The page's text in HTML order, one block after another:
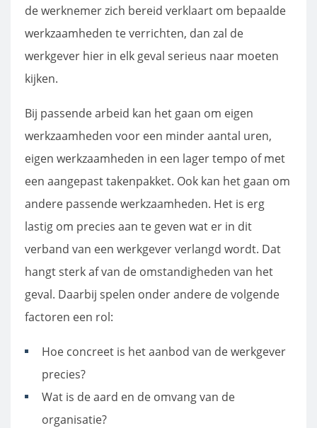
de werknemer zich bereid verklaart om bepaalde
werkzaamheden te verrichten, dan zal de
werkgever hier in elk geval serieus naar moeten
kijken.
Bij passende arbeid kan het gaan om eigen
werkzaamheden voor een minder aantal uren,
eigen werkzaamheden in een lager tempo of met
een aangepast takenpakket. Ook kan het gaan om
andere passende werkzaamheden. Het is erg
lastig om precies aan te geven wat er in dit
verband van een werkgever verlangd wordt. Dat
hangt sterk af van de omstandigheden van het
geval. Daarbij spelen onder andere de volgende
factoren een rol:
Hoe concreet is het aanbod van de werkgever
precies?
Wat is de aard en de omvang van de
organisatie?